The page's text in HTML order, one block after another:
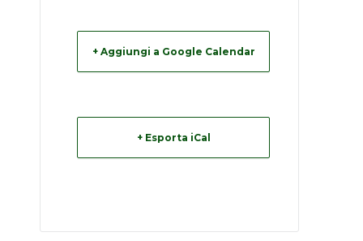
+ Aggiungi a Google Calendar
+ Esporta iCal